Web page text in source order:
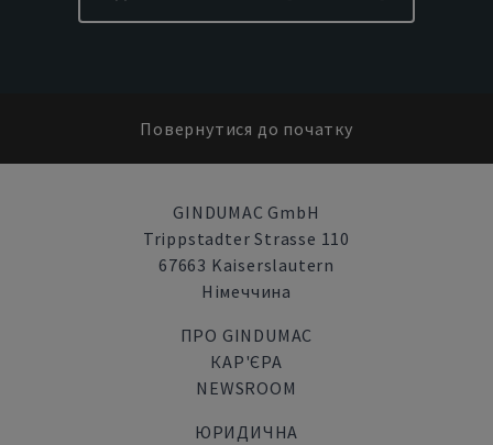
Повернутися до початку
GINDUMAC GmbH
Trippstadter Strasse 110
67663 Kaiserslautern
Німеччина
ПРО GINDUMAC
КАР'ЄРА
NEWSROOM
ЮРИДИЧНА